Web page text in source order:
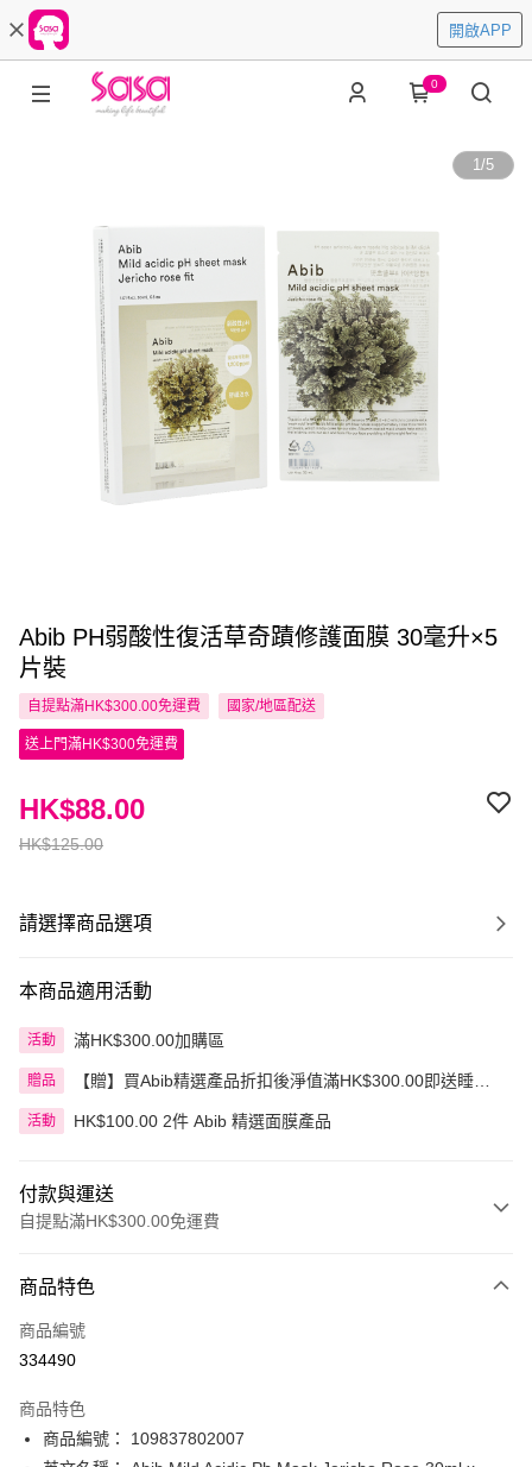
開啟APP
0
1/5
Abib PH弱酸性復活草奇蹟修護面膜 30毫升×5
片裝
自提點滿HK$300.00免運費 國家/地區配送
送上門滿HK$300免運費
HK$125.00
HK$88.00
請選擇商品選項
本商品適用活動
活動 滿HK$300.00加購區
贈品
【贈】買Abib精選產品折扣後淨值滿HK$300.00即送睡眠
活動 HK$100.00 2件 Abib 精選面膜產品
付款與運送
自提點滿HK$300.00免運費
信用卡
Apple Pay
PayMe
商品特色
商品編號
334490
商品特色
商品編號： 109837802007